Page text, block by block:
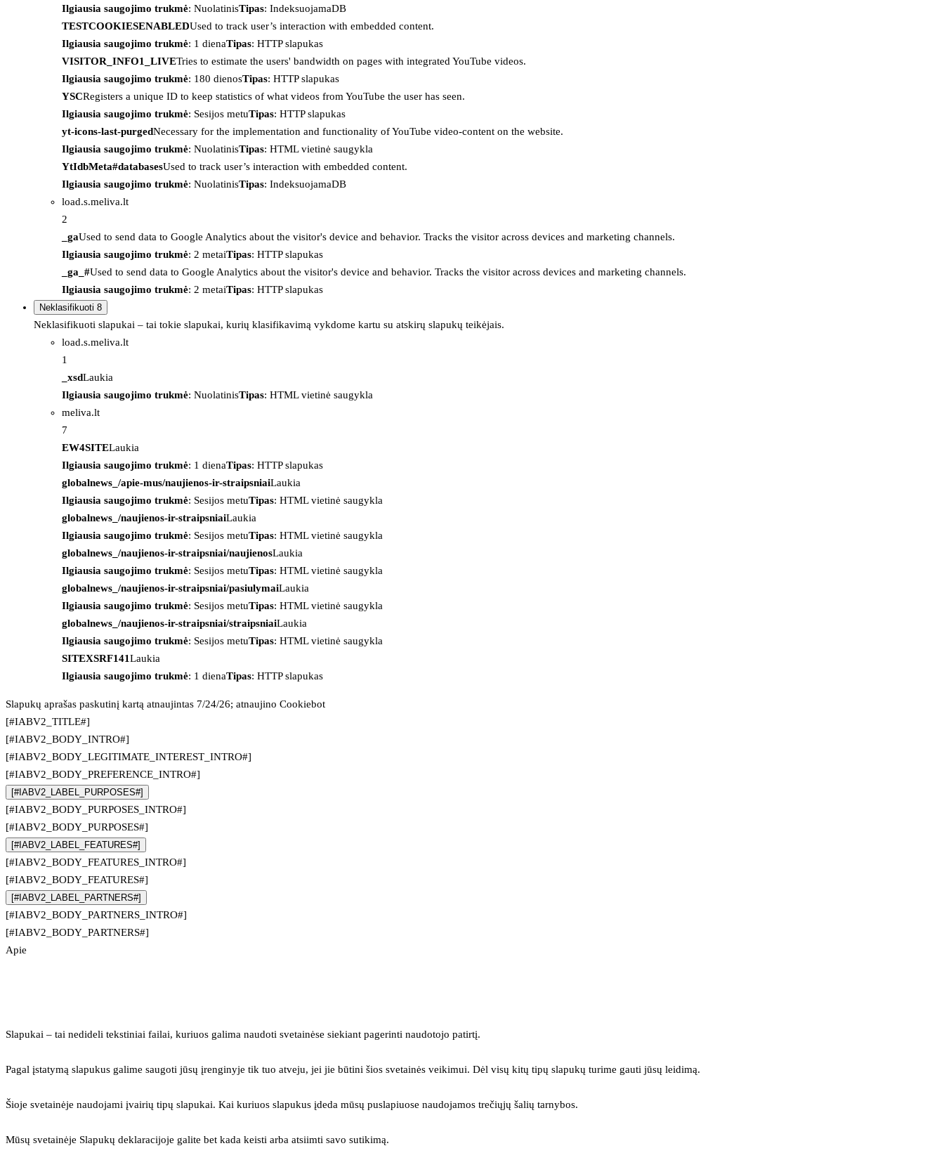
Ilgiausia saugojimo trukmė: NuolatinisTipas: IndeksuojamaDB
TESTCOOKIESENABLEDUsed to track user’s interaction with embedded content.
Ilgiausia saugojimo trukmė: 1 dienaTipas: HTTP slapukas
VISITOR_INFO1_LIVETries to estimate the users' bandwidth on pages with integrated YouTube videos.
Ilgiausia saugojimo trukmė: 180 dienosTipas: HTTP slapukas
YSCRegisters a unique ID to keep statistics of what videos from YouTube the user has seen.
Ilgiausia saugojimo trukmė: Sesijos metuTipas: HTTP slapukas
yt-icons-last-purgedNecessary for the implementation and functionality of YouTube video-content on the website.
Ilgiausia saugojimo trukmė: NuolatinisTipas: HTML vietinė saugykla
YtIdbMeta#databasesUsed to track user’s interaction with embedded content.
Ilgiausia saugojimo trukmė: NuolatinisTipas: IndeksuojamaDB
load.s.meliva.lt
2
_gaUsed to send data to Google Analytics about the visitor's device and behavior. Tracks the visitor across devices and marketing channels.
Ilgiausia saugojimo trukmė: 2 metaiTipas: HTTP slapukas
_ga_#Used to send data to Google Analytics about the visitor's device and behavior. Tracks the visitor across devices and marketing channels.
Ilgiausia saugojimo trukmė: 2 metaiTipas: HTTP slapukas
Neklasifikuoti 8
Neklasifikuoti slapukai – tai tokie slapukai, kurių klasifikavimą vykdome kartu su atskirų slapukų teikėjais.
load.s.meliva.lt
1
_xsdLaukia
Ilgiausia saugojimo trukmė: NuolatinisTipas: HTML vietinė saugykla
meliva.lt
7
EW4SITELaukia
Ilgiausia saugojimo trukmė: 1 dienaTipas: HTTP slapukas
globalnews_/apie-mus/naujienos-ir-straipsniaiLaukia
Ilgiausia saugojimo trukmė: Sesijos metuTipas: HTML vietinė saugykla
globalnews_/naujienos-ir-straipsniaiLaukia
Ilgiausia saugojimo trukmė: Sesijos metuTipas: HTML vietinė saugykla
globalnews_/naujienos-ir-straipsniai/naujienosLaukia
Ilgiausia saugojimo trukmė: Sesijos metuTipas: HTML vietinė saugykla
globalnews_/naujienos-ir-straipsniai/pasiulymaiLaukia
Ilgiausia saugojimo trukmė: Sesijos metuTipas: HTML vietinė saugykla
globalnews_/naujienos-ir-straipsniai/straipsniaiLaukia
Ilgiausia saugojimo trukmė: Sesijos metuTipas: HTML vietinė saugykla
SITEXSRF141Laukia
Ilgiausia saugojimo trukmė: 1 dienaTipas: HTTP slapukas
Slapukų aprašas paskutinį kartą atnaujintas 7/24/26; atnaujino Cookiebot
[#IABV2_TITLE#]
[#IABV2_BODY_INTRO#]
[#IABV2_BODY_LEGITIMATE_INTEREST_INTRO#]
[#IABV2_BODY_PREFERENCE_INTRO#]
[#IABV2_LABEL_PURPOSES#]
[#IABV2_BODY_PURPOSES_INTRO#]
[#IABV2_BODY_PURPOSES#]
[#IABV2_LABEL_FEATURES#]
[#IABV2_BODY_FEATURES_INTRO#]
[#IABV2_BODY_FEATURES#]
[#IABV2_LABEL_PARTNERS#]
[#IABV2_BODY_PARTNERS_INTRO#]
[#IABV2_BODY_PARTNERS#]
Apie
Slapukai – tai nedideli tekstiniai failai, kuriuos galima naudoti svetainėse siekiant pagerinti naudotojo patirtį.
Pagal įstatymą slapukus galime saugoti jūsų įrenginyje tik tuo atveju, jei jie būtini šios svetainės veikimui. Dėl visų kitų tipų slapukų turime gauti jūsų leidimą.
Šioje svetainėje naudojami įvairių tipų slapukai. Kai kuriuos slapukus įdeda mūsų puslapiuose naudojamos trečiųjų šalių tarnybos.
Mūsų svetainėje Slapukų deklaracijoje galite bet kada keisti arba atsiimti savo sutikimą.